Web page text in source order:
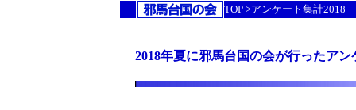
TOP >アンケート集計2018
2018年夏に邪馬台国の会が行ったア